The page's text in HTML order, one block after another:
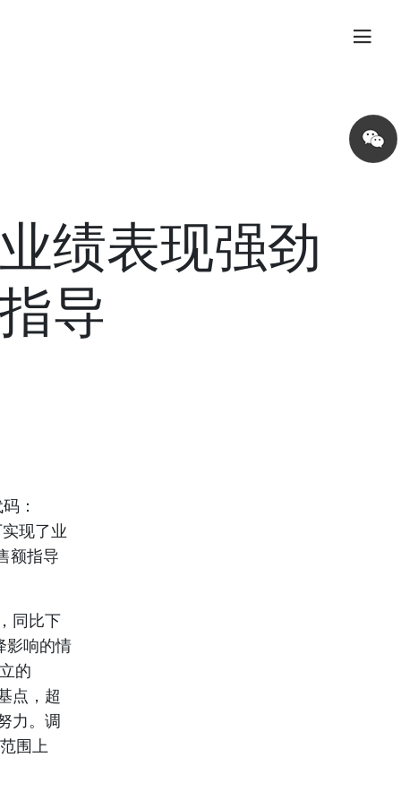
Share
on
wechat
绩表现强劲
导
：
现了业
额指导
同比下
影响的情
的
点，超
力。调
围上